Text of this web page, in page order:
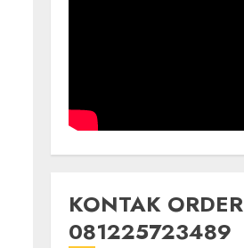
KONTAK ORDER
081225723489